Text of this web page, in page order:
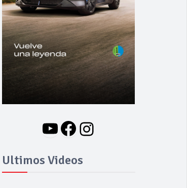
YouTube
Facebook
Instagram
Ultimos Videos